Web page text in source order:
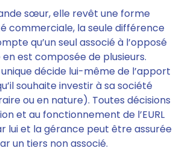
sœur, elle revêt une forme
commerciale, la seule différence
qu’un seul associé à l’opposé
en est composée de plusieurs.
décide lui-même de l’apport
souhaite investir à sa société
ou en nature). Toutes décisions
et au fonctionnement de l’EURL
lui et la gérance peut être assurée
un tiers non associé.